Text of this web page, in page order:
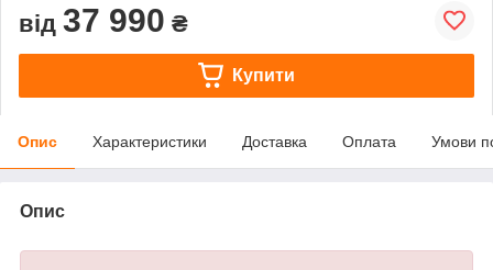
від 37 990 ₴
Купити
Опис Характеристики Доставка Оплата Умови
Опис